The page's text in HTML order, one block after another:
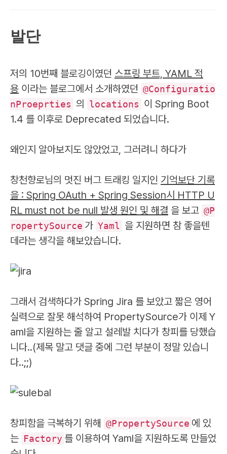
발단
저의 10번째 블로깅이였던 스프링 부트, YAML 적
용 이라는 블로그에서 소개하였던 @Configuratio
nProeprties 의 locations 이 Spring Boot
1.4 를 이후로 Deprecated 되었습니다.
왜인지 알아보지도 않았었고, 그러려니 하다가
창천향로님의 멋진 버그 트래킹 일지인 기억보단 기록
을 : Spring OAuth + Spring Session시 HTTP U
RL must not be null 발생 원인 및 해결 을 보고 @P
ropertySource 가 Yaml 을 지원하면 참 좋을텐
데라는 생각을 해보았습니다.
그래서 검색하다가 Spring Jira 를 보았고 짧은 영어
실력으로 잘못 해석하여 PropertySource가 이제 Y
aml을 지원하는 줄 알고 설레발 치다가 창피를 당했습
니다..(제목 말고 댓글 중에 그런 부분이 정말 있습니
다..;;)
창피함을 극복하기 위해 @PropertySource 에 있
는 Factory 를 이용하여 Yaml을 지원하도록 만들었